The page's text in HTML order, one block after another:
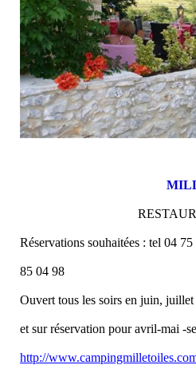
RESTAURANT
Réservations souhaitées : tel 04
85 04 98
Ouvert tous les soirs en juin, juillet
et sur réservation pour avril-mai -
http://